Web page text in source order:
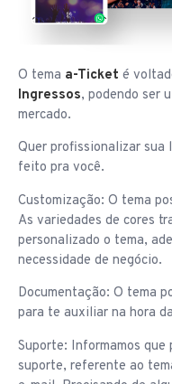
O tema a-Ticket é
Ingressos, podendo ser
mercado.
Quer profissionalizar sua
feito pra você.
Customização: O tema
As variedades de cores
personalizado o tema,
necessidade de negócio.
Documentação: O tema
para te auxiliar na hora
Suporte: Informamos
suporte, referente ao